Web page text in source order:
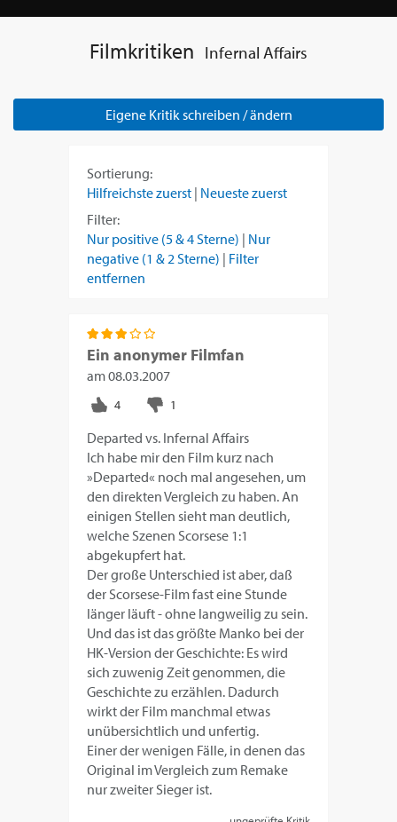
Filmkritiken Infernal Affairs
Eigene Kritik schreiben / ändern
Sortierung:
Hilfreichste zuerst | Neueste zuerst
Filter:
Nur positive (5 & 4 Sterne) | Nur
negative (1 & 2 Sterne) | Filter
entfernen
Ein anonymer Filmfan
am08.03.2007
Departed vs. Infernal Affairs
Ich habe mir den Film kurz nach
»Departed« noch mal angesehen, um
den direkten Vergleich zu haben. An
einigen Stellen sieht man deutlich,
welche Szenen Scorsese 1:1
abgekupfert hat.
Der große Unterschied ist aber, daß
der Scorsese-Film fast eine Stunde
länger läuft - ohne langweilig zu sein.
Und das ist das größte Manko bei der
HK-Version der Geschichte: Es wird
sich zuwenig Zeit genommen, die
Geschichte zu erzählen. Dadurch
wirkt der Film manchmal etwas
unübersichtlich und unfertig.
Einer der wenigen Fälle, in denen das
Original im Vergleich zum Remake
nur zweiter Sieger ist.